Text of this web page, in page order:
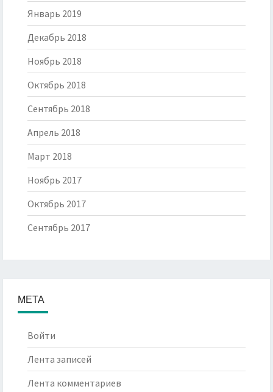
Январь 2019
Декабрь 2018
Ноябрь 2018
Октябрь 2018
Сентябрь 2018
Апрель 2018
Март 2018
Ноябрь 2017
Октябрь 2017
Сентябрь 2017
МЕТА
Войти
Лента записей
Лента комментариев